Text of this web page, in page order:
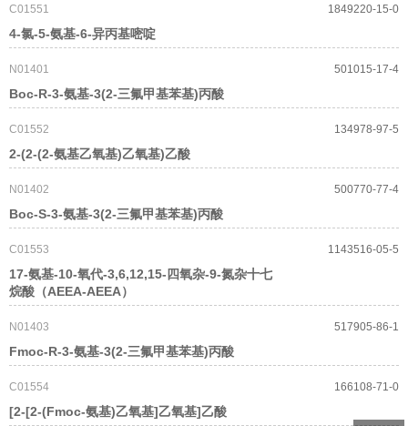
C01551
4-氯-5-氨基-6-异丙基嘧啶
1849220-15-0
N01401
Boc-R-3-氨基-3(2-三氟甲基苯基)丙酸
501015-17-4
C01552
2-(2-(2-氨基乙氧基)乙氧基)乙酸
134978-97-5
N01402
Boc-S-3-氨基-3(2-三氟甲基苯基)丙酸
500770-77-4
C01553
17-氨基-10-氧代-3,6,12,15-四氧杂-9-氮杂十七
烷酸（AEEA-AEEA）
1143516-05-5
N01403
Fmoc-R-3-氨基-3(2-三氟甲基苯基)丙酸
517905-86-1
C01554
[2-[2-(Fmoc-氨基)乙氧基]乙氧基]乙酸
166108-71-0